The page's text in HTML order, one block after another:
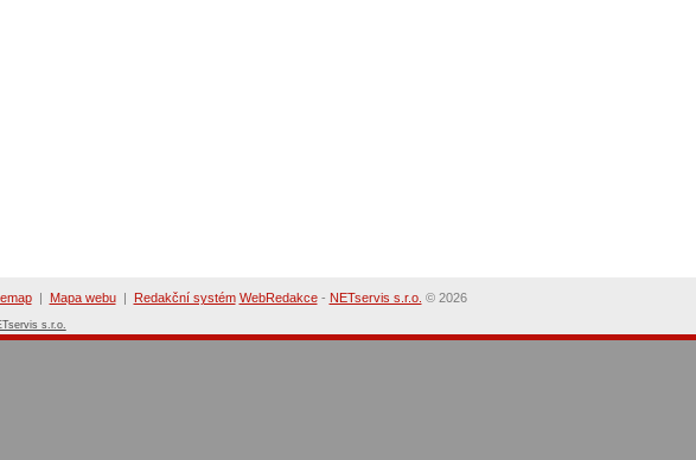
| Mapa webu| Redakční systém WebRedakce- NETservis s.r.o. © 2026
s.r.o.